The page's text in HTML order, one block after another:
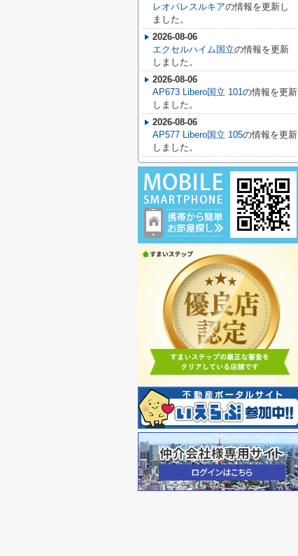
レオパレスルキアの情報を更新し
ました。
2026-08-06
エクセルハイム国立の情報を更新
しました。
2026-08-06
AP673 Libero国立 101の情報を更新
しました。
2026-08-06
AP577 Libero国立 105の情報を更新
しました。